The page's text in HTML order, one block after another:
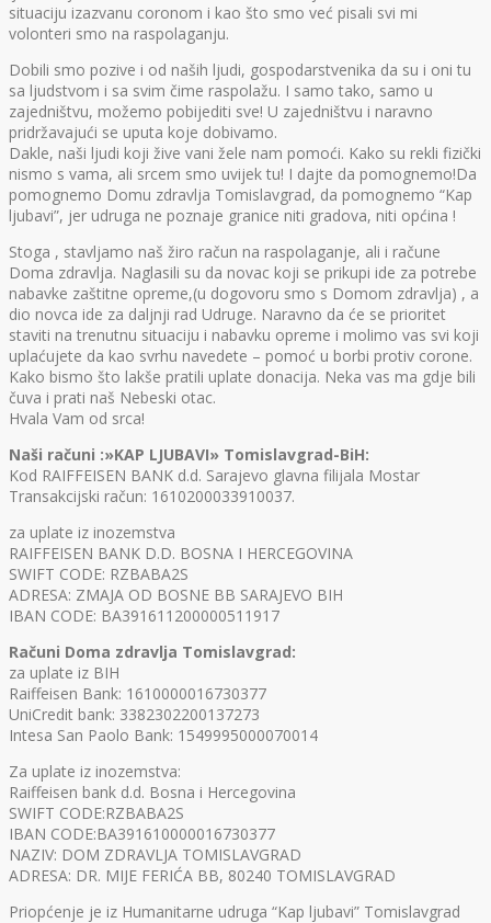
situaciju izazvanu coronom i kao što smo već pisali svi mi
volonteri smo na raspolaganju.
Dobili smo pozive i od naših ljudi, gospodarstvenika da su i oni tu
sa ljudstvom i sa svim čime raspolažu. I samo tako, samo u
zajedništvu, možemo pobijediti sve! U zajedništvu i naravno
pridržavajući se uputa koje dobivamo.
Dakle, naši ljudi koji žive vani žele nam pomoći. Kako su rekli fizički
nismo s vama, ali srcem smo uvijek tu! I dajte da pomognemo!Da
pomognemo Domu zdravlja Tomislavgrad, da pomognemo “Kap
ljubavi”, jer udruga ne poznaje granice niti gradova, niti općina !
Stoga , stavljamo naš žiro račun na raspolaganje, ali i račune
Doma zdravlja. Naglasili su da novac koji se prikupi ide za potrebe
nabavke zaštitne opreme,(u dogovoru smo s Domom zdravlja) , a
dio novca ide za daljnji rad Udruge. Naravno da će se prioritet
staviti na trenutnu situaciju i nabavku opreme i molimo vas svi koji
uplaćujete da kao svrhu navedete – pomoć u borbi protiv corone.
Kako bismo što lakše pratili uplate donacija. Neka vas ma gdje bili
čuva i prati naš Nebeski otac.
Hvala Vam od srca!
Naši računi :»KAP LJUBAVI» Tomislavgrad-BiH:
Kod RAIFFEISEN BANK d.d. Sarajevo glavna filijala Mostar
Transakcijski račun: 1610200033910037.
za uplate iz inozemstva
RAIFFEISEN BANK D.D. BOSNA I HERCEGOVINA
SWIFT CODE: RZBABA2S
ADRESA: ZMAJA OD BOSNE BB SARAJEVO BIH
IBAN CODE: BA391611200000511917
Računi Doma zdravlja Tomislavgrad:
za uplate iz BIH
Raiffeisen Bank: 1610000016730377
UniCredit bank: 3382302200137273
Intesa San Paolo Bank: 1549995000070014
Za uplate iz inozemstva:
Raiffeisen bank d.d. Bosna i Hercegovina
SWIFT CODE:RZBABA2S
IBAN CODE:BA391610000016730377
NAZIV: DOM ZDRAVLJA TOMISLAVGRAD
ADRESA: DR. MIJE FERIĆA BB, 80240 TOMISLAVGRAD
Priopćenje je iz Humanitarne udruga “Kap ljubavi” Tomislavgrad